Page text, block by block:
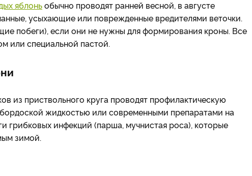
яблоньобычно проводят ранней весной, в августе
усыхающие или поврежденные вредителями веточки.
побеги), если они не нужны для формирования кроны. Все
или специальной пастой.
из приствольного круга проводят профилактическую
жидкостью или современными препаратами на
грибковых инфекций (парша, мучнистая роса), которые
зимой.